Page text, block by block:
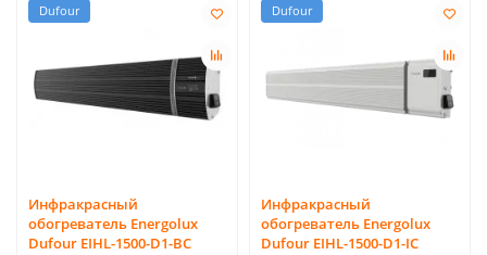
Dufour
Инфракрасный
обогреватель Energolux
Dufour EIHL-1500-D1-BC
Dufour
Инфракрасный
обогреватель Energolux
Dufour EIHL-1500-D1-IC